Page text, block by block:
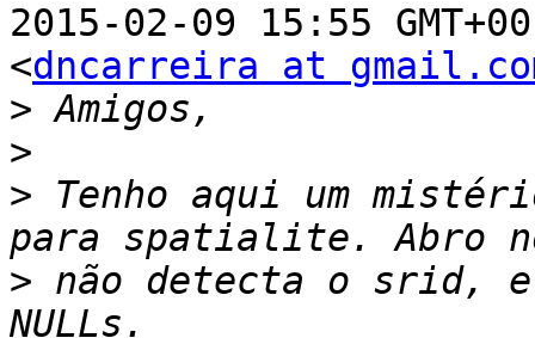
2015-02-09 15:55
<dncarreira at
>
>
> Tenho aqui um
> não detecta o srid, e